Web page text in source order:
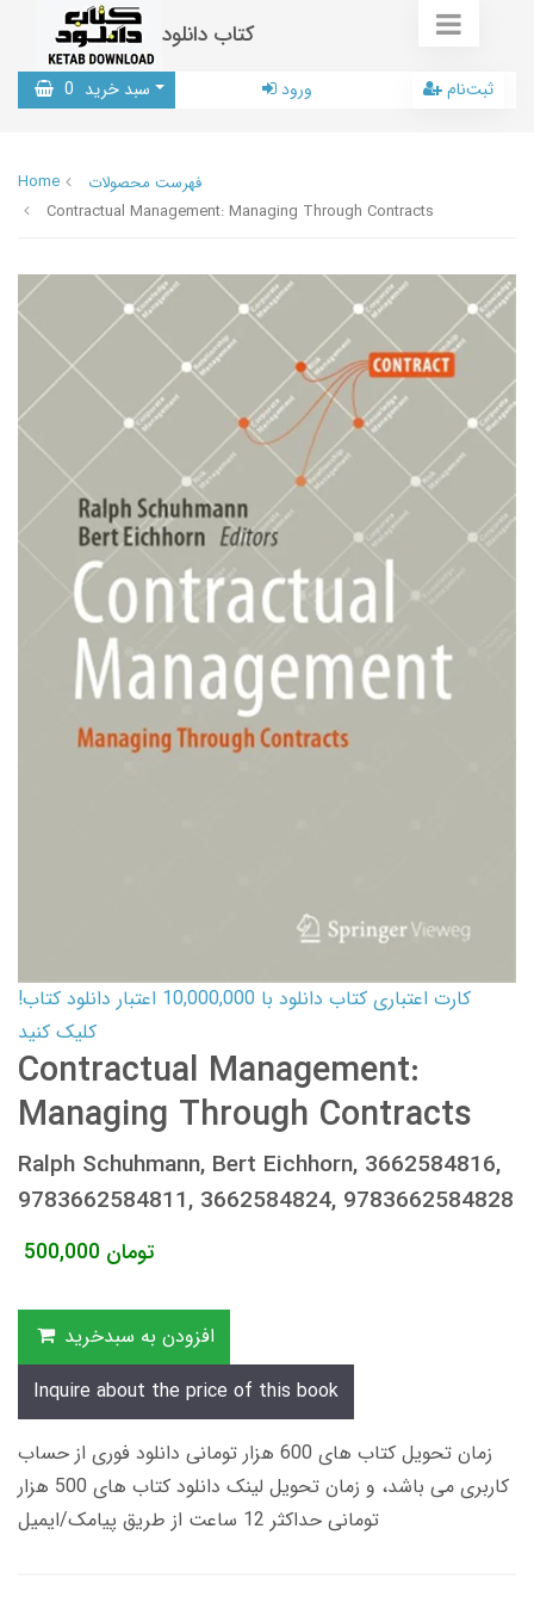
کتاب دانلود
سبد خرید 0 ورود ثبت‌نام
Home
فهرست محصولات
Contractual Management: Managing Through Contracts
کارت اعتباری کتاب دانلود با 10,000,000 اعتبار دانلود کتاب!
کلیک کنید
Contractual Management:
Managing Through Contracts
Ralph Schuhmann, Bert Eichhorn, 3662584816,
9783662584811, 3662584824, 9783662584828
500,000 تومان
افزودن به سبدخرید
Inquire about the price of this book
زمان تحویل کتاب های 600 هزار تومانی دانلود فوری از حساب
کاربری می باشد، و زمان تحویل لینک دانلود کتاب های 500 هزار
تومانی حداکثر 12 ساعت از طریق پیامک/ایمیل